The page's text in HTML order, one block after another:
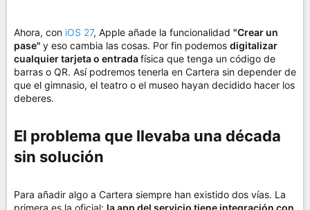
Ahora, con iOS 27, Apple añade la funcionalidad "Crear un
pase" y eso cambia las cosas. Por fin podemos digitalizar
cualquier tarjeta o entradafísica que tenga un código de
barras o QR. Así podremos tenerla en Cartera sin depender de
que el gimnasio, el teatro o el museo hayan decidido hacer los
deberes.
El problema que llevaba una década
sin solución​
Para añadir algo a Cartera siempre han existido dos vías. La